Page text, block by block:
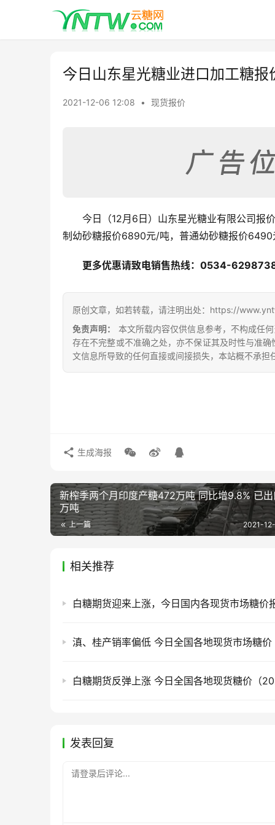
今日山东星光糖业进口加工糖报
2021-12-06 12:08 • 现货报价
今日（12月6日）山东星光糖业有限公司
制幼砂糖报价6890元/吨，普通幼砂糖报价6490
更多优惠请致电销售热线：0534-
原创文章，如若转载，请注明出处：https://
免责声明：
本文所载内容仅供信息参考，不构成任
存在不完整或不准确之处，亦不保证其及时性与准
文信息所导致的任何直接或间接损失，本站概不承担
生成海报
新榨季两个月印度产糖472万吨 同比增9.8% 已
万吨
上一篇 2021-
相关推荐
白糖期货反弹上涨 今日全国各地现货糖价（
发表回复
请登录后评论...